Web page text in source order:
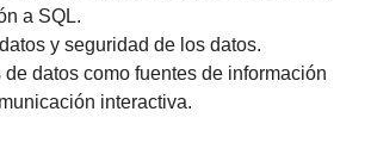
a SQL.
y seguridad de los datos.
de datos como fuentes de información
interactiva.